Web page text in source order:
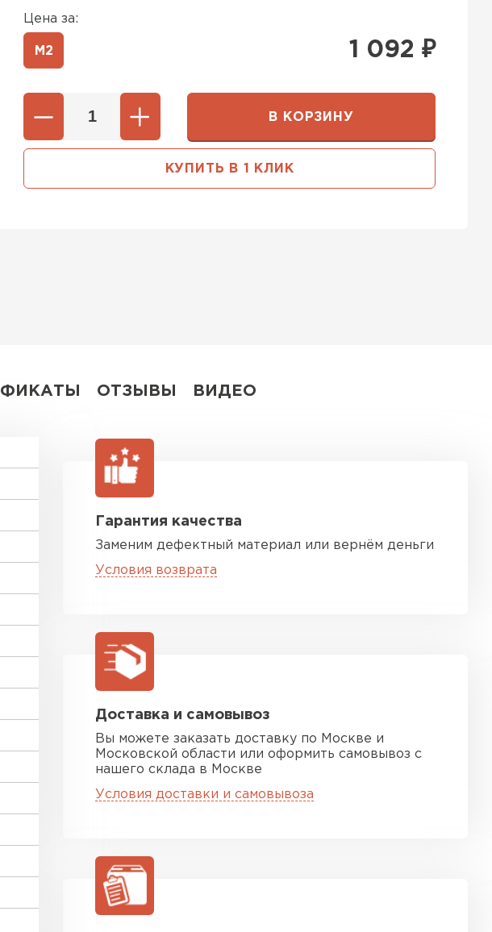
Цена за:
М2 1 092 ₽
В КОРЗИНУ
КУПИТЬ В 1 КЛИК
ОТЗЫВЫ ВИДЕО
Гарантия качества
Заменим дефектный материал или вернём деньги
Условия возврата
Доставка и самовывоз
Вы можете заказать доставку по Москве и
Московской области или оформить самовывоз с
нашего склада в Москве
Условия доставки и самовывоза